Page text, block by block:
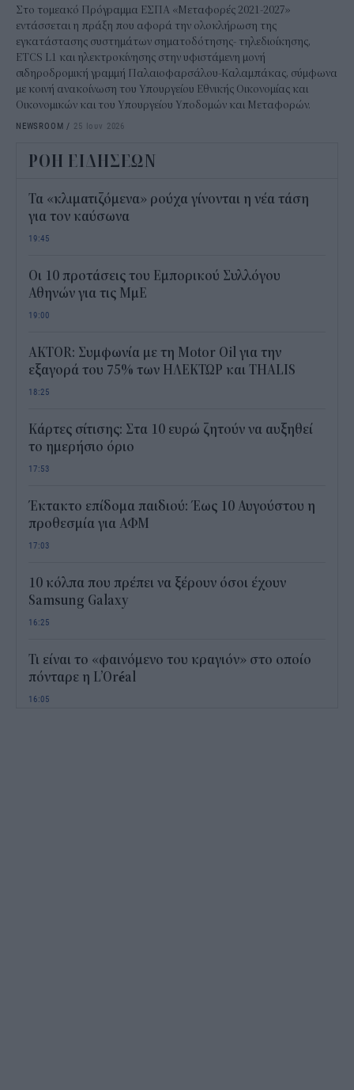
Στο τομεακό Πρόγραμμα ΕΣΠΑ «Μεταφορές 2021-2027»
εντάσσεται η πράξη που αφορά την ολοκλήρωση της
εγκατάστασης συστημάτων σηματοδότησης- τηλεδιοίκησης,
ETCS L1 και ηλεκτροκίνησης στην υφιστάμενη μονή
σιδηροδρομική γραμμή Παλαιοφαρσάλου-Καλαμπάκας, σύμφωνα
με κοινή ανακοίνωση του Υπουργείου Εθνικής Οικονομίας και
Οικονομικών και του Υπουργείου Υποδομών και Μεταφορών.
NEWSROOM / 25 Ιουν 2026
ΡΟΗ ΕΙΔΗΣΕΩΝ
Τα «κλιματιζόμενα» ρούχα γίνονται η νέα τάση
για τον καύσωνα
19:45
Οι 10 προτάσεις του Εμπορικού Συλλόγου
Αθηνών για τις ΜμΕ
19:00
AKTOR: Συμφωνία με τη Motor Oil για την
εξαγορά του 75% των ΗΛΕΚΤΩΡ και THALIS
18:25
Κάρτες σίτισης: Στα 10 ευρώ ζητούν να αυξηθεί
το ημερήσιο όριο
17:53
Έκτακτο επίδομα παιδιού: Έως 10 Αυγούστου η
προθεσμία για ΑΦΜ
17:03
10 κόλπα που πρέπει να ξέρουν όσοι έχουν
Samsung Galaxy
16:25
Τι είναι το «φαινόμενο του κραγιόν» στο οποίο
πόνταρε η L’Oréal
16:05